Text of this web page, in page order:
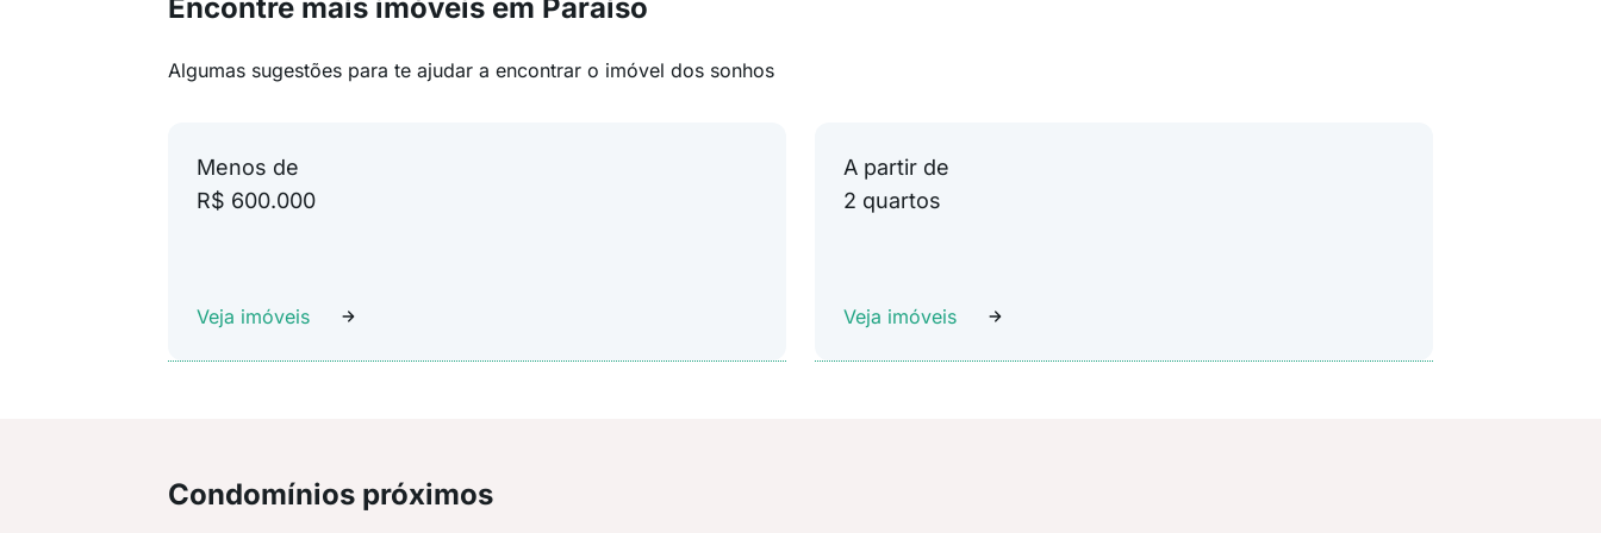
Encontre mais imóveis em Paraíso
Algumas sugestões para te ajudar a encontrar o imóvel dos sonhos
Menos de
R$ 600.000
Veja imóveis
A partir de
2 quartos
Veja imóveis
Condomínios próximos